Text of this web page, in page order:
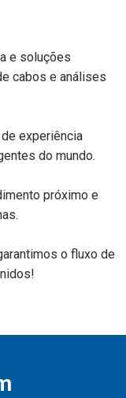
e soluções
cabos e análises
experiência
do mundo.
próximo e
o fluxo de